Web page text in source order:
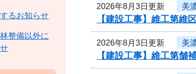
2026年8月3日更新 美
【建設工事】維工第
2026年8月3日更新 美
【建設工事】維工第
るお知らせ
整備以外に